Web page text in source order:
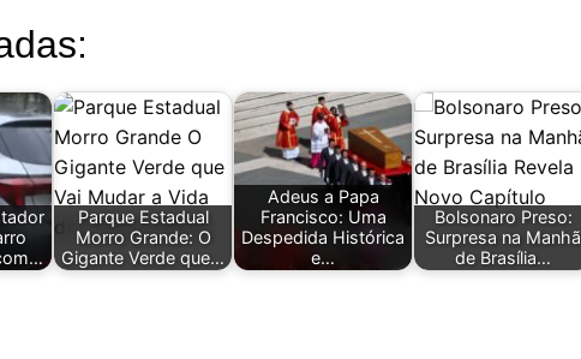
Parque Estadual
Morro Grande: O
Gigante Verde que…
Adeus a Papa
Francisco: Uma
Despedida Histórica
e…
Bolsonaro Preso:
Surpresa na Manhã
de Brasília…